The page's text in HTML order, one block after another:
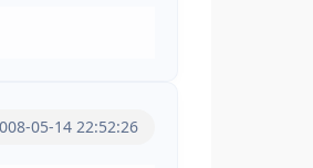
05-14 22:52:26